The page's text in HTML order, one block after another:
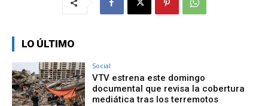
LO ÚLTIMO
Social
VTV estrena este domingo
documental que revisa la cobertura
mediática tras los terremotos